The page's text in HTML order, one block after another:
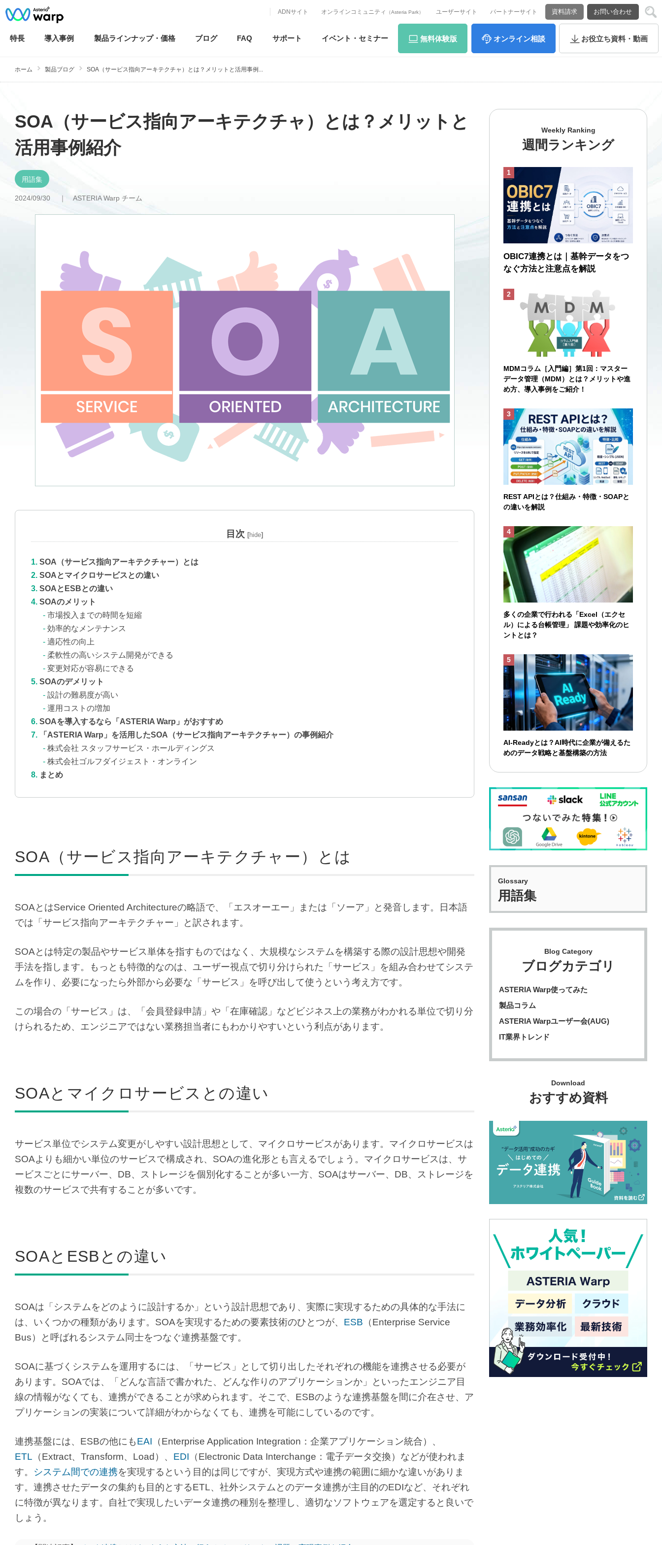
ADNサイト オンラインコミュニティ （Asteria Park） ユーザーサイト パートナーサイト 資料請求 お問い合わせ
特長 導入事例 製品ラインナップ・ 価格 ブログ FAQ サポート イベント・ セミナー 無料体験版 オンライン相談 お役立ち資料・動画
ホーム 製品ブログ SOA（サービス指向アーキテクチャ）とは？メリットと活用事例...
SOA（サービス指向アーキテクチャ）とは？メリットと
活用事例紹介
用語集
2024/09/30 ｜ ASTERIA Warp チーム
目次 [hide]
SOA（サービス指向アーキテクチャー）とは
SOAとマイクロサービスとの違い
SOAとESBとの違い
SOAのメリット
市場投入までの時間を短縮
効率的なメンテナンス
適応性の向上
柔軟性の高いシステム開発ができる
変更対応が容易にできる
SOAのデメリット
設計の難易度が高い
運用コストの増加
SOAを導入するなら「ASTERIA Warp」がおすすめ
「ASTERIA Warp」を活用したSOA（サービス指向アーキテクチャー）の事例紹介
株式会社 スタッフサービス・ホールディングス
株式会社ゴルフダイジェスト・オンライン
まとめ
SOA（サービス指向アーキテクチャー）とは
SOAとはService Oriented Architectureの略語で、「エスオーエー」または「ソーア」と発音します。日本語
では「サービス指向アーキテクチャー」と訳されます。
SOAとは特定の製品やサービス単体を指すものではなく、大規模なシステムを構築する際の設計思想や開発
手法を指します。もっとも特徴的なのは、ユーザー視点で切り分けられた「サービス」を組み合わせてシステ
ムを作り、必要になったら外部から必要な「サービス」を呼び出して使うという考え方です。
この場合の「サービス」は、「会員登録申請」や「在庫確認」などビジネス上の業務がわかれる単位で切り分
けられるため、エンジニアではない業務担当者にもわかりやすいという利点があります。
SOAとマイクロサービスとの違い
サービス単位でシステム変更がしやすい設計思想として、マイクロサービスがあります。マイクロサービスは
SOAよりも細かい単位のサービスで構成され、SOAの進化形とも言えるでしょう。マイクロサービスは、サ
ービスごとにサーバー、DB、ストレージを個別化することが多い一方、SOAはサーバー、DB、ストレージを
複数のサービスで共有することが多いです。
SOAとESBとの違い
SOAは「システムをどのように設計するか」という設計思想であり、実際に実現するための具体的な手法に
は、いくつかの種類があります。SOAを実現するための要素技術のひとつが、 ESB （Enterprise Service
Bus）と呼ばれるシステム同士をつなぐ連携基盤です。
SOAに基づくシステムを運用するには、「サービス」として切り出したそれぞれの機能を連携させる必要が
あります。SOAでは、「どんな言語で書かれた、どんな作りのアプリケーションか」といったエンジニア目
線の情報がなくても、連携ができることが求められます。そこで、ESBのような連携基盤を間に介在させ、ア
プリケーションの実装について詳細がわからなくても、連携を可能にしているのです。
連携基盤には、ESBの他にもEAI （Enterprise Application Integration：企業アプリケーション統合）、
ETL （Extract、Transform、Load）、 EDI （Electronic Data Interchange：電子データ交換）などが使われま
す。 システム間での連携を実現するという目的は同じですが、実現方式や連携の範囲に細かな違いがありま
す。連携させたデータの集約も目的とするETL、社外システムとのデータ連携が主目的のEDIなど、それぞれ
に特徴が異なります。自社で実現したいデータ連携の種別を整理し、適切なソフトウェアを選定すると良いで
しょう。
Weekly Ranking
週間ランキング
OBIC7連携とは｜基幹データをつ
なぐ方法と注意点を解説
MDMコラム［入門編］第1回：マスター
データ管理（MDM）とは？メリットや進
め方、導入事例をご紹介！
REST APIとは？仕組み・特徴・SOAPと
の違いを解説
多くの企業で行われる「Excel（エクセ
ル）による台帳管理」 課題や効率化のヒ
ントとは？
AI-Readyとは？AI時代に企業が備えるた
めのデータ戦略と基盤構築の方法
Glossary
用語集
Blog Category
ブログカテゴリ
ASTERIA Warp使ってみた
製品コラム
ASTERIA Warpユーザー会(AUG)
IT業界トレンド
Download
おすすめ資料